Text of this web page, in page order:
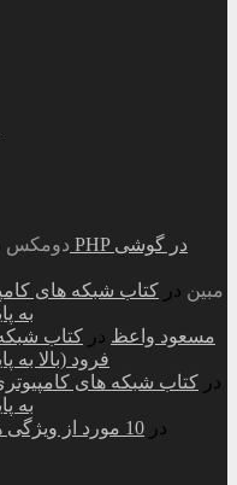
دومکس
مبین در کتاب شبکه های
به
مسعود واعظ در کتاب
فرود (بالا
در کتاب شبکه های
به
در 10 مورد از ویژگی ها و ترفندهای اپل موزیک